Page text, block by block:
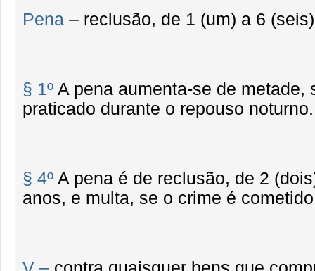
Pena – reclusão, de 1 (um) a 6
§ 1º A pena aumenta-se de metade,
praticado durante o repouso noturno.
§ 4º A pena é de reclusão, de 2
anos, e multa, se o crime é